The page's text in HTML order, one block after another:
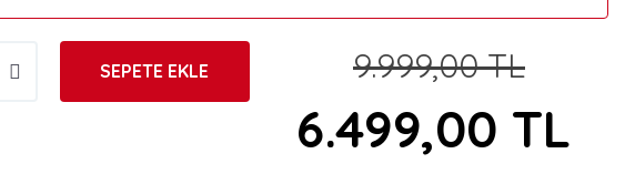
SEPETE EKLE 9.999,00 TL
6.499,00 TL